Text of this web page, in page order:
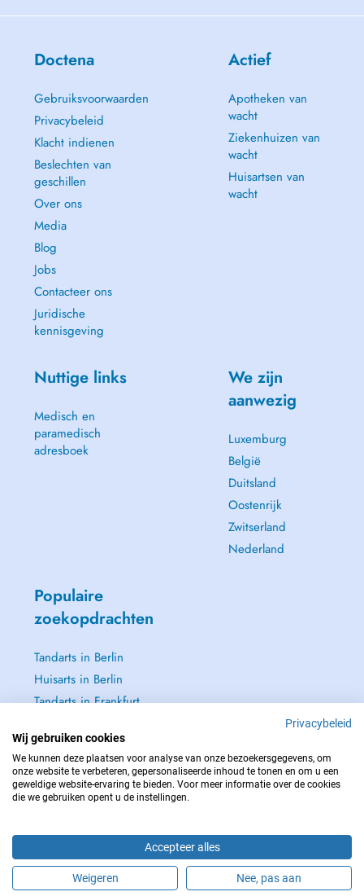
Doctena
Gebruiksvoorwaarden
Privacybeleid
Klacht indienen
Beslechten van
geschillen
Over ons
Media
Blog
Jobs
Contacteer ons
Juridische
kennisgeving
Actief
Apotheken van
wacht
Ziekenhuizen van
wacht
Huisartsen van
wacht
Nuttige links
Medisch en
paramedisch
adresboek
We zijn
aanwezig
Luxemburg
België
Duitsland
Oostenrijk
Zwitserland
Nederland
Populaire
zoekopdrachten
Tandarts in Berlin
Huisarts in Berlin
Tandarts in Frankfurt
Frankfurt
Zie alle →
NEEM IN GEVAL VAN NOOD CONTACT OP MET : 112
Copyright © 2026 - DOCTENA Germany GmbH Kurfürstendamm 14, 10719
Privacybeleid
Wij gebruiken cookies
We kunnen deze plaatsen voor analyse van onze bezoekersgegevens, om
onze website te verbeteren, gepersonaliseerde inhoud te tonen en om u een
geweldige website-ervaring te bieden. Voor meer informatie over de cookies
die we gebruiken opent u de instellingen.
Accepteer alles
Weigeren Nee, pas aan